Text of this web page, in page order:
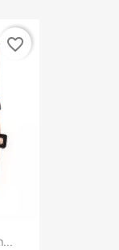
favorite_border